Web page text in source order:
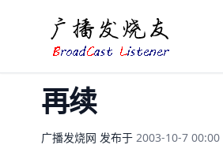
再续
广播发烧网 发布于 2003-10-7 00:00